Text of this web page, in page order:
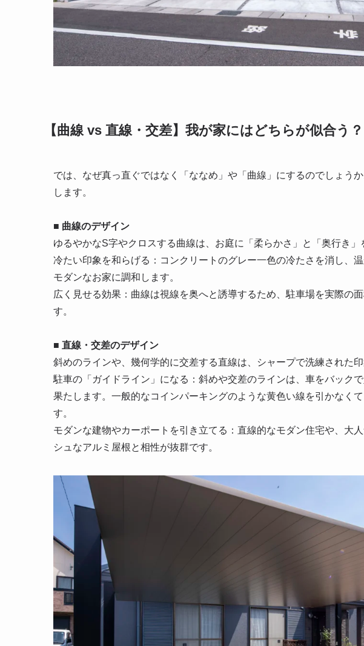
【曲線 vs 直線・交差】我が家にはどちらが似合う？
では、なぜ真っ直ぐではなく「ななめ」や「曲線」にするのでしょう
します。
■ 曲線のデザイン
ゆるやかなS字やクロスする曲線は、お庭に「柔らかさ」と「奥行き」
冷たい印象を和らげる：コンクリートのグレー一色の冷たさを消し、
モダンなお家に調和します。
広く見せる効果：曲線は視線を奥へと誘導するため、駐車場を実際の
す。
■ 直線・交差のデザイン
斜めのラインや、幾何学的に交差する直線は、シャープで洗練された印
駐車の「ガイドライン」になる：斜めや交差のラインは、車をバック
果たします。一般的なコインパーキングのような黄色い線を引かなく
す。
モダンな建物やカーポートを引き立てる：直線的なモダン住宅や、大
シュなアルミ屋根と相性が抜群です。